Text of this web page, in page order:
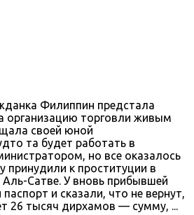
Филиппин предстала
организацию торговли живым
своей юной
та будет работать в
но все оказалось
принудили к проституции в
Сатве. У вновь прибывшей
и сказали, что не вернут,
26 тысяч дирхамов — сумму, ...